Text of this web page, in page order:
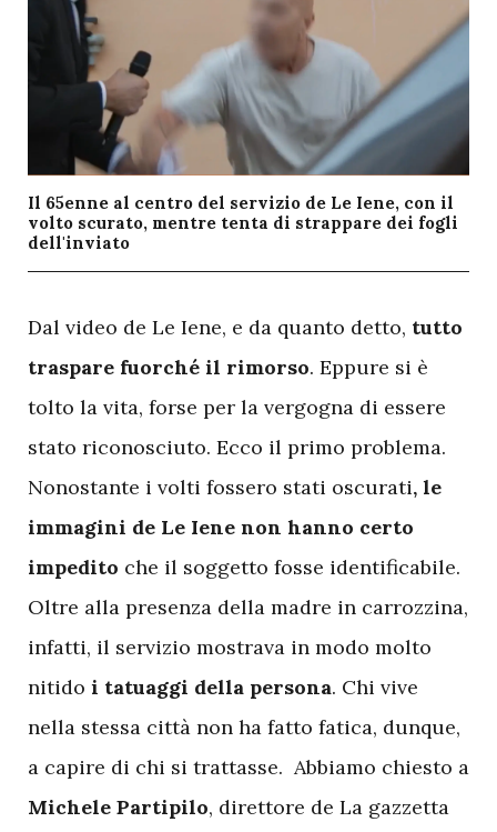
Il 65enne al centro del servizio de Le Iene, con il
volto scurato, mentre tenta di strappare dei fogli
dell'inviato
Dal video de Le Iene, e da quanto detto, tutto
traspare fuorché il rimorso. Eppure si è
tolto la vita, forse per la vergogna di essere
stato riconosciuto. Ecco il primo problema.
Nonostante i volti fossero stati oscurati, le
immagini de Le Iene non hanno certo
impedito che il soggetto fosse identificabile.
Oltre alla presenza della madre in carrozzina,
infatti, il servizio mostrava in modo molto
nitido i tatuaggi della persona. Chi vive
nella stessa città non ha fatto fatica, dunque,
a capire di chi si trattasse. Abbiamo chiesto a
Michele Partipilo, direttore de La gazzetta